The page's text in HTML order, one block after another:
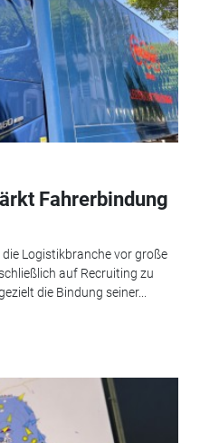
Fahrerbindung
Logistikbranche vor große
auf Recruiting zu
die Bindung seiner...